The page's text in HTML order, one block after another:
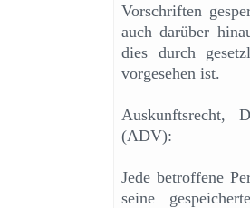
Vorschriften
auch darüber
dies durch
vorgesehen ist.
Auskunftsrecht,
(ADV):
Jede betroffene
seine